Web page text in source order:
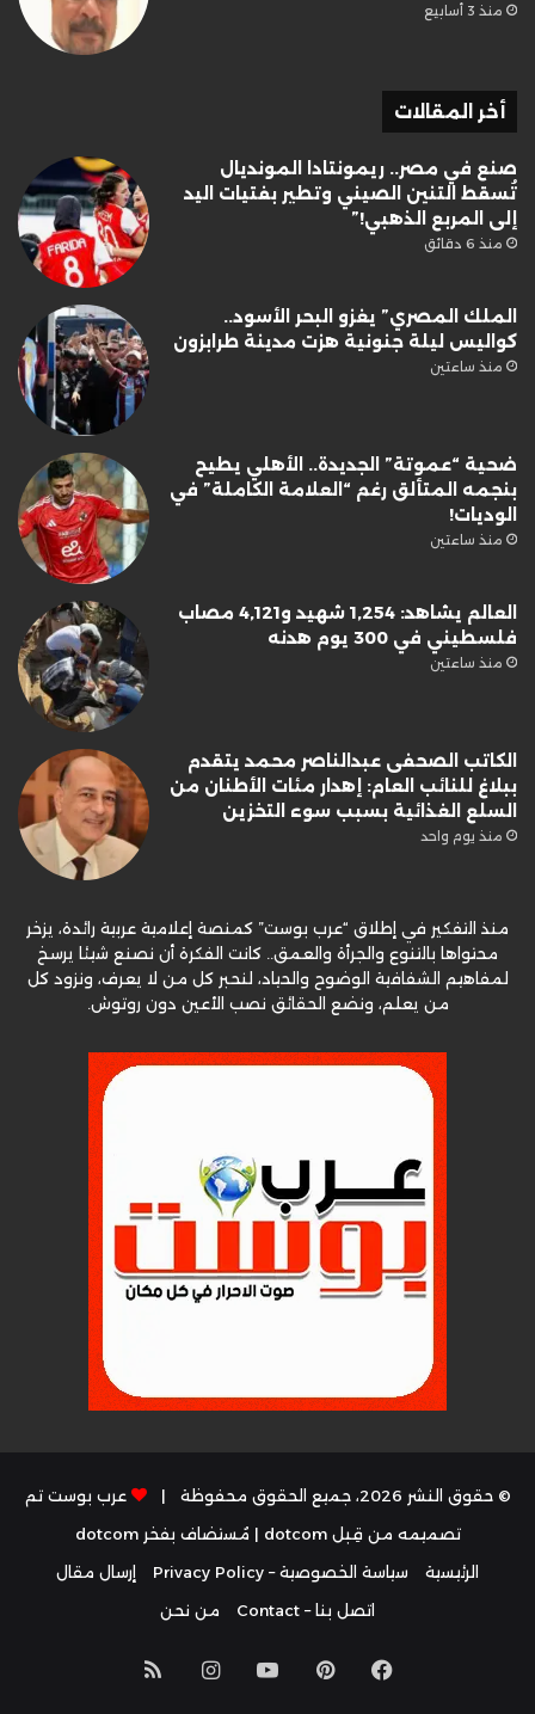
منذ 3 أسابيع
أخر المقالات
صنع في مصر.. ريمونتادا المونديال
تُسقط التنين الصيني وتطير بفتيات اليد
إلى المربع الذهبي!”
منذ 6 دقائق
الملك المصري” يغزو البحر الأسود..
كواليس ليلة جنونية هزت مدينة طرابزون
منذ ساعتين
ضحية “عموتة” الجديدة.. الأهلي يطيح
بنجمه المتألق رغم “العلامة الكاملة” في
الوديات!
منذ ساعتين
العالم يشاهد: 1,254 شهيد و4,121 مصاب
فلسطيني في 300 يوم هدنه
منذ ساعتين
الكاتب الصحفى عبدالناصر محمد يتقدم
ببلاغ للنائب العام: إهدار مئات الأطنان من
السلع الغذائية بسبب سوء التخزين
منذ يوم واحد
منذ التفكير في إطلاق “عرب بوست” كمنصة إعلامية عربية رائدة، يزخر
محتواها بالتنوع والجرأة والعمق.. كانت الفكرة أن نصنع شيئا يرسخ
لمفاهيم الشفافية الوضوح والحياد، لنحبر كل من لا يعرف، ونزود كل
من يعلم، ونضع الحقائق نصب الأعين دون روتوش.
© حقوق النشر 2026، جميع الحقوق محفوظة |
عرب بوست تم
تصميمه من قِبل dotcom
| مُستضاف بفخرdotcom
الرئيسية
سياسة الخصوصية – Privacy Policy
إرسال مقال
اتصل بنا – Contact
من نحن
فيسبوكبينتيريست
يوتيوبانستقرامملخص